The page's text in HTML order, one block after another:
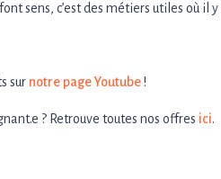
sens, c’est des métiers utiles où il
sur notre page Youtube!
? Retrouve toutes nos offres ici.